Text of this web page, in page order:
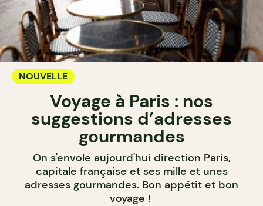
NOUVELLE
Voyage à Paris : nos
suggestions d’adresses
gourmandes
On s'envole aujourd'hui direction Paris,
capitale française et ses mille et unes
adresses gourmandes. Bon appétit et bon
voyage !